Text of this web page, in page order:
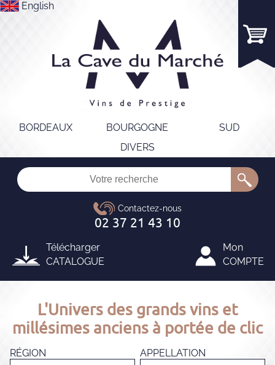
English
BORDEAUX BOURGOGNE
SUD
DIVERS
Télécharger
CATALOGUE
Mon
COMPTE
L'Univers des grands vins et
millésimes anciens à portée de clic
RÉGION APPELLATION